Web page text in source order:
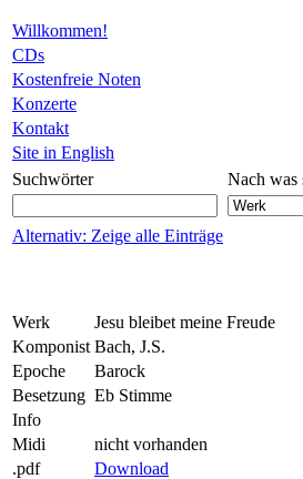
Willkommen!
CDs
Kostenfreie Noten
Konzerte
Kontakt
Site in English
Suchwörter
Nach was
Alternativ: Zeige alle Einträge
Werk
Jesu bleibet meine Freude
Komponist Bach, J.S.
Epoche
Barock
Besetzung Eb Stimme
Info
Midi
nicht vorhanden
.pdf
Download